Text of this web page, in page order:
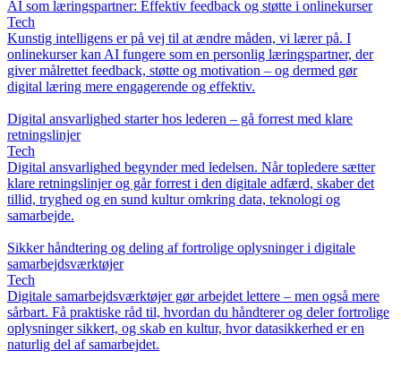
AI som læringspartner: Effektiv feedback og støtte i onlinekurser
Tech
Kunstig intelligens er på vej til at ændre måden, vi lærer på. I
onlinekurser kan AI fungere som en personlig læringspartner, der
giver målrettet feedback, støtte og motivation – og dermed gør
digital læring mere engagerende og effektiv.
Digital ansvarlighed starter hos lederen – gå forrest med klare
retningslinjer
Tech
Digital ansvarlighed begynder med ledelsen. Når topledere sætter
klare retningslinjer og går forrest i den digitale adfærd, skaber det
tillid, tryghed og en sund kultur omkring data, teknologi og
samarbejde.
Sikker håndtering og deling af fortrolige oplysninger i digitale
samarbejdsværktøjer
Tech
Digitale samarbejdsværktøjer gør arbejdet lettere – men også mere
sårbart. Få praktiske råd til, hvordan du håndterer og deler fortrolige
oplysninger sikkert, og skab en kultur, hvor datasikkerhed er en
naturlig del af samarbejdet.